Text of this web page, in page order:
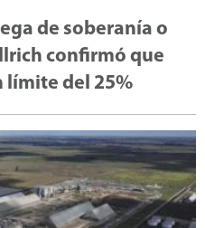
de soberanía o
confirmó que
límite del 25%